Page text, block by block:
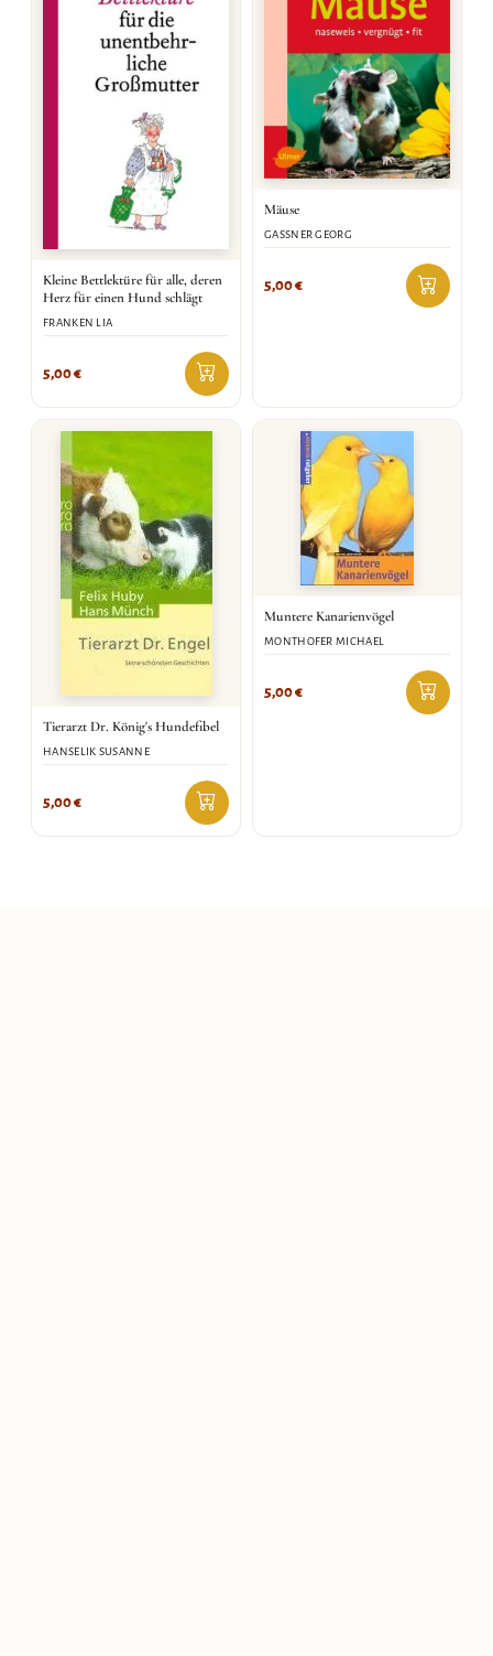
Kleine Bettlektüre für alle, deren
Herz für einen Hund schlägt
FRANKEN LIA
5,00€
Mäuse
GASSNER GEORG
5,00€
Tierarzt Dr. König's Hundefibel
HANSELIK SUSANNE
5,00€
Muntere Kanarienvögel
MONTHOFER MICHAEL
5,00€